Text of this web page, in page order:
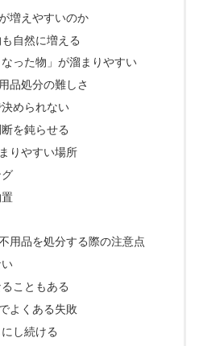
増えやすいのか
自然に増える
なった物」が溜まりやすい
品処分の難しさ
められない
を鈍らせる
りやすい場所
用品を処分する際の注意点
こともある
よくある失敗
し続ける